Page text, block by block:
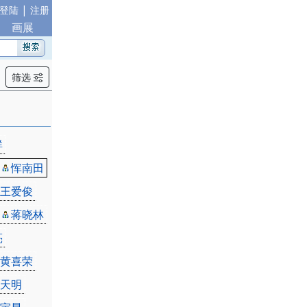
登陆 | 注册
画展
筛选
恽南田
王爱俊
蒋晓林
黄喜荣
明